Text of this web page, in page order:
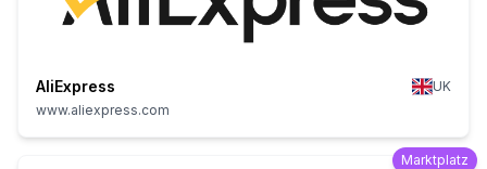
AliExpress
UK
www.aliexpress.com
Marktplatz